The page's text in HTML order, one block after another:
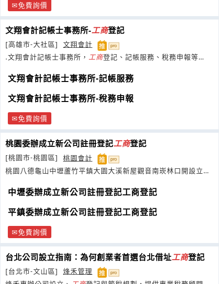
免費詢價
文翔會計記帳士事務所-工商登記
[高雄市-大社區]
文翔會計
.文翔會計記帳士事務所， 工商登記、記帳服務、稅務申報等
文翔會計記帳士事務所-記帳服務
文翔會計記帳士事務所-稅務申報
免費詢價
桃園委辦成立新公司註冊登記工商登記
[桃園市-桃園區]
桃園會計
桃園八德龜山中壢蘆竹平鎮大園大溪新屋觀音南崁林口開設立申
中壢委辦成立新公司註冊登記工商登記
平鎮委辦成立新公司註冊登記工商登記
免費詢價
台北公司設立指南：為何創業者首選台北借址工商登記
[台北市-文山區]
烽禾管理